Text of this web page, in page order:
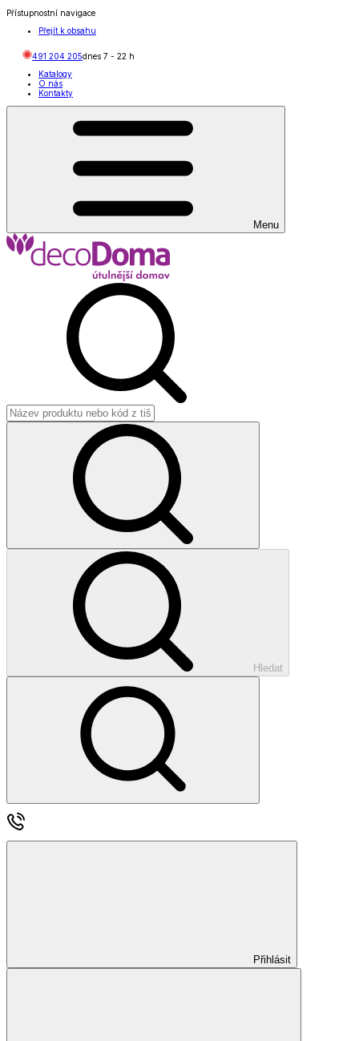
Přístupnostní navigace
Přejít k obsahu
491 204 205dnes 7 - 22 h
Katalogy
O nás
Kontakty
Menu
Hledat
Přihlásit